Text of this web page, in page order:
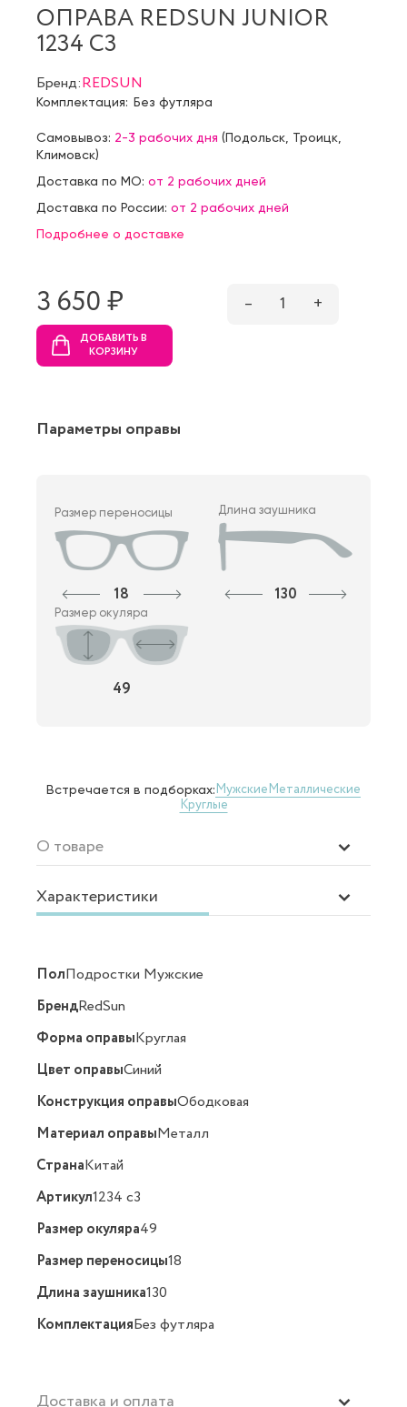
ОПРАВА REDSUN JUNIOR
1234 C3
Бренд:REDSUN
Комплектация: Без футляра
Самовывоз: 2-3 рабочих дня (Подольск Троицк
Климовск)
Доставка по МО: от 2 рабочих дней
Доставка по России: от 2 рабочих дней
Подробнее о доставке
3 650 ₷ – 1 +
ДОБАВИТЬ В
КОРЗИНУ
Параметры оправы
Размер переносицы
18
Длина заушника
130
Размер окуляра
49
Встречается в подборках:МужскиеМеталлические
Круглые
О товаре
Характеристики
ПолПодростки Мужские
БрендRedSun
Форма оправыКруглая
Цвет оправыСиний
Конструкция оправыОбодковая
Материал оправыМеталл
СтранаКитай
Артикул1234 c3
Размер окуляра49
Размер переносицы18
Длина заушника130
КомплектацияБез футляра
Доставка и оплата